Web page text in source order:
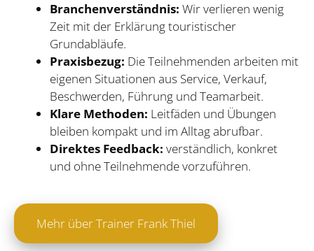
Branchenverständnis: Wir verlieren wenig
Zeit mit der Erklärung touristischer
Grundabläufe.
Praxisbezug: Die Teilnehmenden arbeiten mit
eigenen Situationen aus Service, Verkauf,
Beschwerden, Führung und Teamarbeit.
Klare Methoden: Leitfäden und Übungen
bleiben kompakt und im Alltag abrufbar.
Direktes Feedback: verständlich, konkret
und ohne Teilnehmende vorzuführen.
Mehr über Trainer Frank Thiel